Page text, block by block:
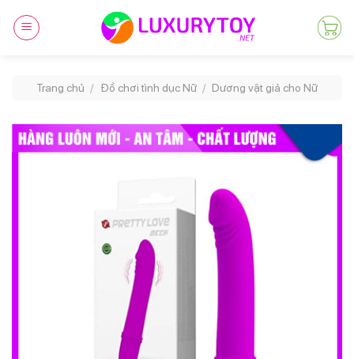
Trang chủ / Đồ chơi tình dục Nữ / Dương vật giả cho Nữ